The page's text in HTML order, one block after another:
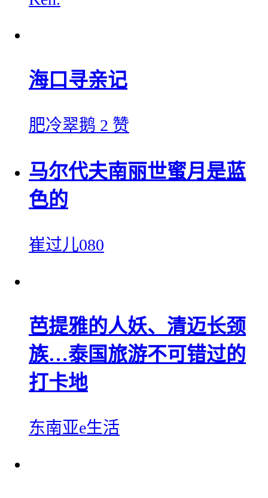
海口寻亲记
肥冷翠鹅 2 赞
马尔代夫南丽世蜜月是蓝
色的
崔过儿080
芭提雅的人妖、清迈长颈
族…泰国旅游不可错过的
打卡地
东南亚e生活